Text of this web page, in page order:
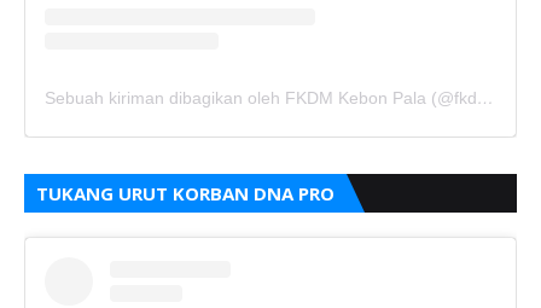
Sebuah kiriman dibagikan oleh FKDM Kebon Pala (@fkdm_kebonpala)
TUKANG URUT KORBAN DNA PRO